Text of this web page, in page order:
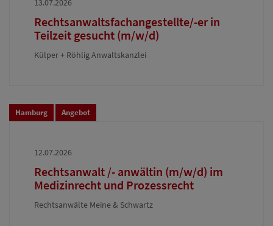
13.07.2026
Rechtsanwaltsfachangestellte/-er in
Teilzeit gesucht (m/w/d)
Külper + Röhlig Anwaltskanzlei
Hamburg Angebot
12.07.2026
Rechtsanwalt /- anwältin (m/w/d) im
Medizinrecht und Prozessrecht
Rechtsanwälte Meine & Schwartz